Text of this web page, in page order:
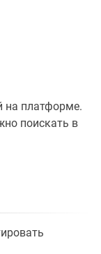
на платформе.
поискать в